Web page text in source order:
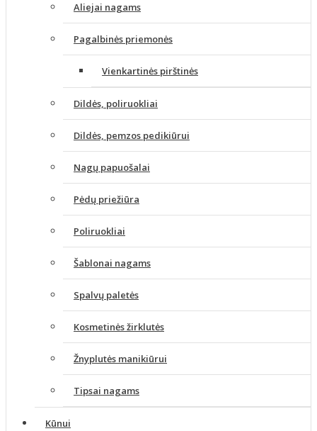
Aliejai nagams
Pagalbinės priemonės
Vienkartinės pirštinės
Dildės, poliruokliai
Dildės, pemzos pedikiūrui
Nagų papuošalai
Pėdų priežiūra
Poliruokliai
Šablonai nagams
Spalvų paletės
Kosmetinės žirklutės
Žnyplutės manikiūrui
Tipsai nagams
Kūnui